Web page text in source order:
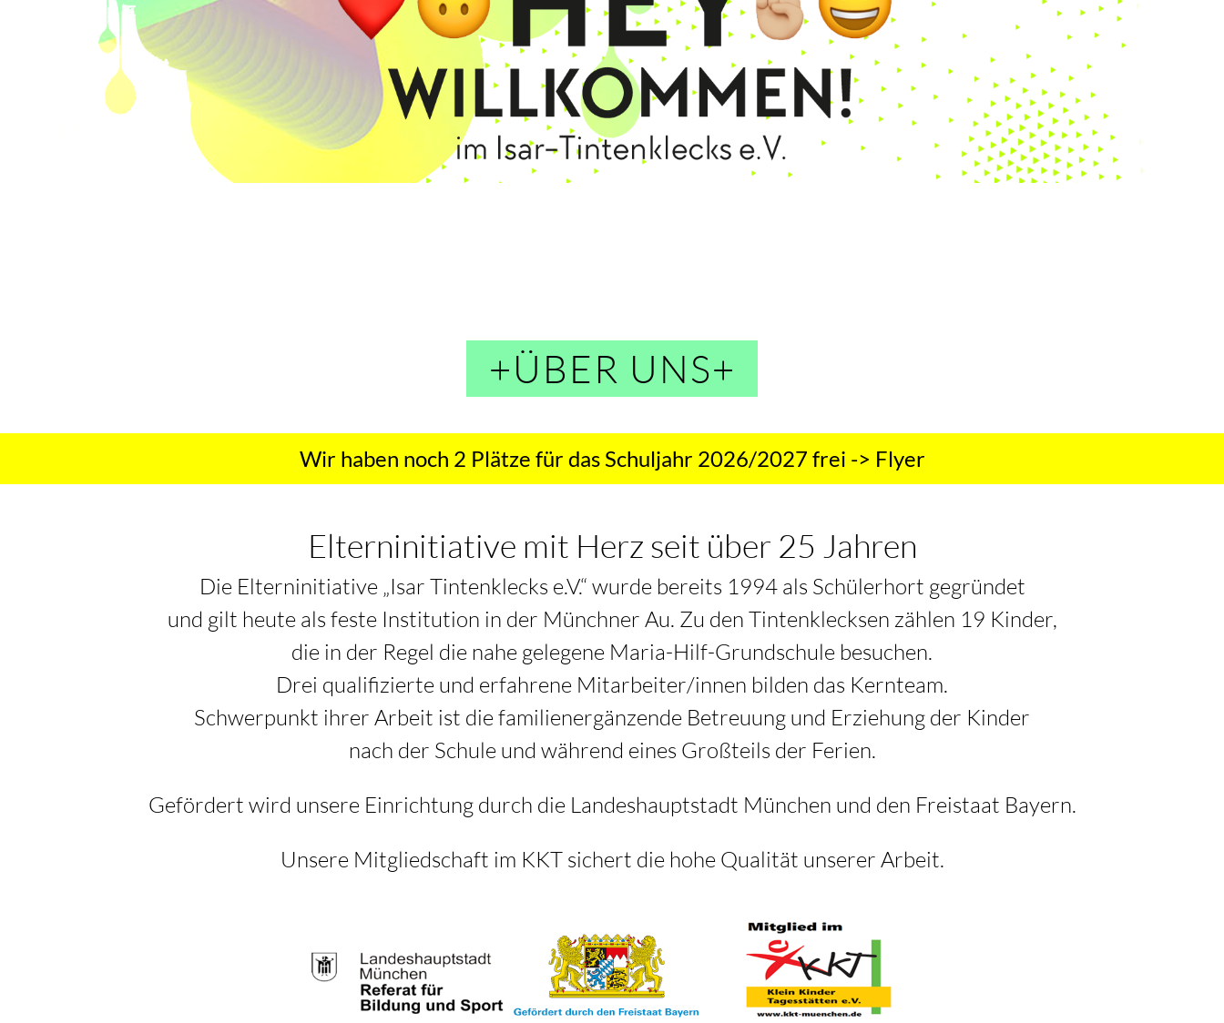
+ÜBER UNS+
Wir haben noch 2 Plätze für das Schuljahr 2026/2027 frei -> Flyer
Elterninitiative mit Herz seit über 25 Jahren
Die Elterninitiative „Isar Tintenklecks e.V.“ wurde bereits 1994 als Schülerhort gegründet
und gilt heute als feste Institution in der Münchner Au. Zu den Tintenklecksen zählen 19 Kinder,
die in der Regel die nahe gelegene Maria-Hilf-Grundschule besuchen.
Drei qualifizierte und erfahrene Mitarbeiter/innen bilden das Kernteam.
Schwerpunkt ihrer Arbeit ist die familienergänzende Betreuung und Erziehung der Kinder
nach der Schule und während eines Großteils der Ferien.
Gefördert wird unsere Einrichtung durch die Landeshauptstadt München und den Freistaat Bayern.
Unsere Mitgliedschaft im KKT sichert die hohe Qualität unserer Arbeit.